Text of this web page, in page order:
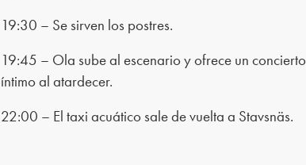
19:30 – Se sirven los postres.
19:45 – Ola sube al escenario y ofrece un concierto
íntimo al atardecer.
22:00 – El taxi acuático sale de vuelta a Stavsnäs.